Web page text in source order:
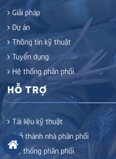
Giải pháp
Dự án
Thông tin kỹ thuật
Tuyển dụng
Hệ thống phân phối
HỖ TRỢ
Tài liệu kỹ thuật
Trở thành nhà phân phối
Hệ thống phân phối